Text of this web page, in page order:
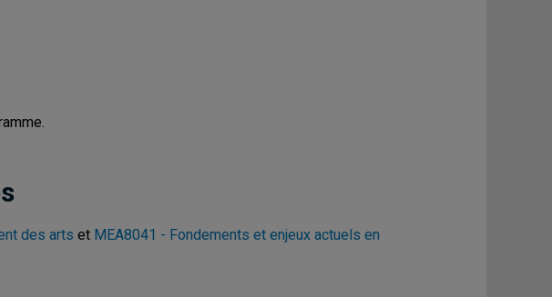
des arts et MEA8041 - Fondements et enjeux actuels en